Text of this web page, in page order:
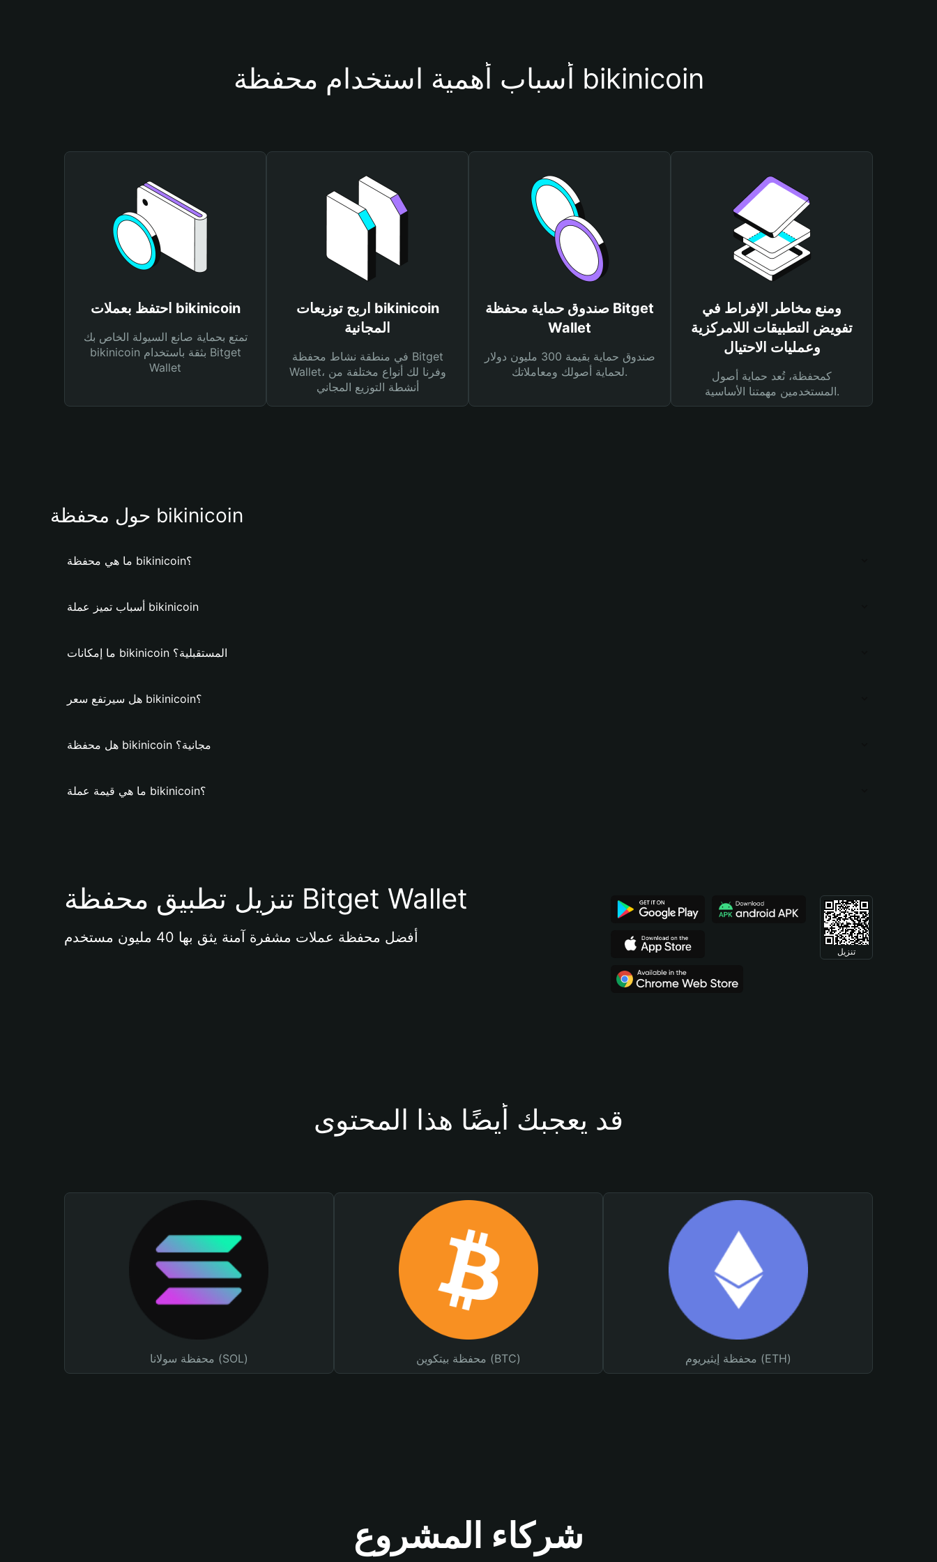
أسباب أهمية استخدام محفظة bikinicoin
احتفظ بعملات bikinicoin
تمتع بحماية صانع السيولة الخاص بك
bikinicoin بثقة باستخدام Bitget
Wallet
اربح توزيعات bikinicoin
المجانية
في منطقة نشاط محفظة Bitget
Wallet، وفرنا لك أنواع مختلفة من
أنشطة التوزيع المجاني
صندوق حماية محفظة Bitget
Wallet
صندوق حماية بقيمة 300 مليون دولار
لحماية أصولك ومعاملاتك.
ومنع مخاطر الإفراط في
تفويض التطبيقات اللامركزية
وعمليات الاحتيال
كمحفظة، تُعد حماية أصول
المستخدمين مهمتنا الأساسية.
حول محفظة bikinicoin
ما هي محفظة bikinicoin؟
أسباب تميز عملة bikinicoin
ما إمكانات bikinicoin المستقبلية؟
هل سيرتفع سعر bikinicoin؟
هل محفظة bikinicoin مجانية؟
ما هي قيمة عملة bikinicoin؟
تنزيل تطبيق محفظة Bitget Wallet
أفضل محفظة عملات مشفرة آمنة يثق بها 40 مليون مستخدم
تنزيل
قد يعجبك أيضًا هذا المحتوى
محفظة سولانا (SOL) محفظة بيتكوين (BTC) محفظة إيثيريوم (ETH)
شركاء المشروع